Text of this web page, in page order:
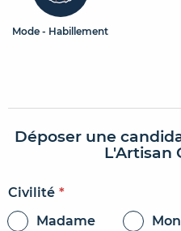
Mode - Habillement
Déposer une
L'Artisan
Civilité *
Madame